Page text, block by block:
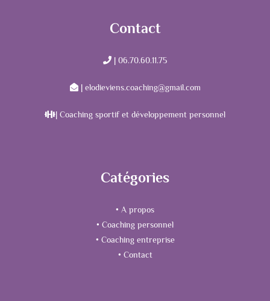
Contact
| 06.70.60.11.75
| elodieviens.coaching@gmail.com
| Coaching sportif et développement personnel
Catégories
• A propos
• Coaching personnel
• Coaching entreprise
• Contact